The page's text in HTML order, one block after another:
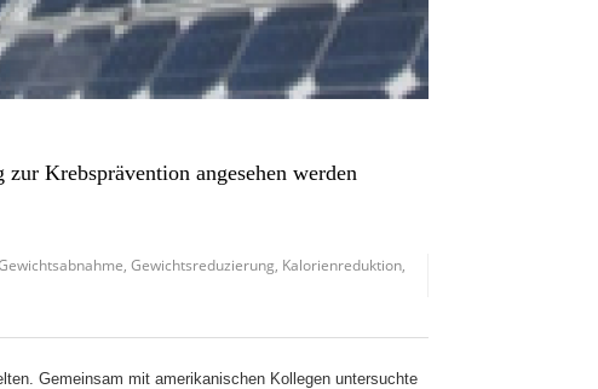
Krebsprävention angesehen werden
,Gewichtsreduzierung Kalorienreduktion
Gemeinsam mit amerikanischen Kollegen untersuchte